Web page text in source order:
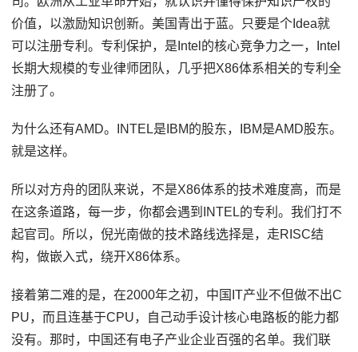
价值，以激励知识创新。美国青出于蓝。只要是个Idea就
可以注册专利。专利保护，是Intel的核心竞争力之一，Intel
长期大规模的专业律师团队，几乎把X86体系相关的专利全
注册了。
为什么还有AMD。INTEL是IBM的股东，IBM是AMD股东。
就是这样。
所以对方舟的团队来说，不是X86体系的技术难度高，而是
在这条道路，每一步，你都会遇到INTEL的专利。我们打不
起官司。所以，倪光南做的技术路线选择是，走RISC结
构，做嵌入式，绕开X86体系。
接着第二难的是，在2000年之初，中国IT产业不但做不出C
PU，而且连基于CPU，自己动手设计核心电路板的能力都
没有。那时，中国还有电子产业企业百强的名单。我们联